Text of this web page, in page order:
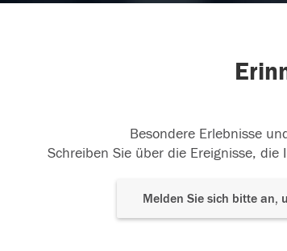
Besondere Erlebnisse
Schreiben Sie über die Ereignisse,
Melden Sie sich bitte an,